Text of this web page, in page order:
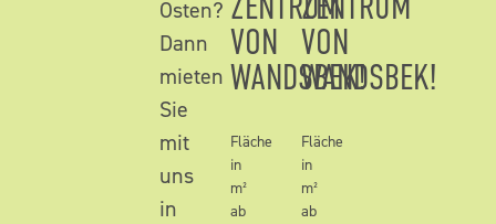
Osten?
Dann
mieten
Sie
mit
uns
in
VON
WANDSBEK!
Fläche
in
m²
ab
VON
WANDSBEK!
Fläche
in
m²
ab